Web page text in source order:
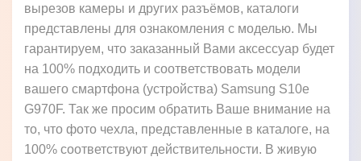
вырезов камеры и других разъёмов, каталоги
представлены для ознакомления с моделью. Мы
гарантируем, что заказанный Вами аксессуар будет
на 100% подходить и соответствовать модели
вашего смартфона (устройства) Samsung S10e
G970F. Так же просим обратить Ваше внимание на
то, что фото чехла, представленные в каталоге, на
100% соответствуют действительности. В живую